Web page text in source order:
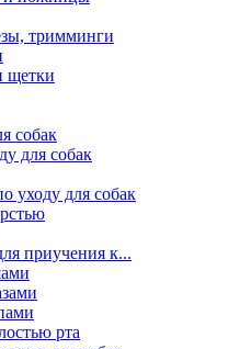
тримминги
щетки
собак
для собак
уходу для собак
приучения к...
рта